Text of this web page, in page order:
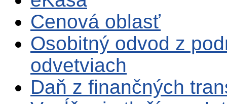
Cenová oblasť
Osobitný odvod z
odvetviach
Daň z finančných